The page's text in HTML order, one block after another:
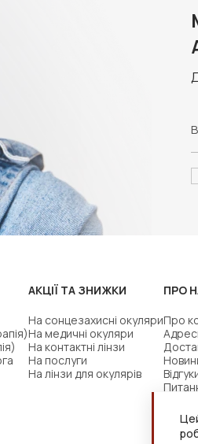
АКЦІЇ ТА ЗНИЖКИ
На сонцезахисні окуляри
На медичні окуляри
На контактні лінзи
На послуги
На лінзи для окулярів
ПРО
Про